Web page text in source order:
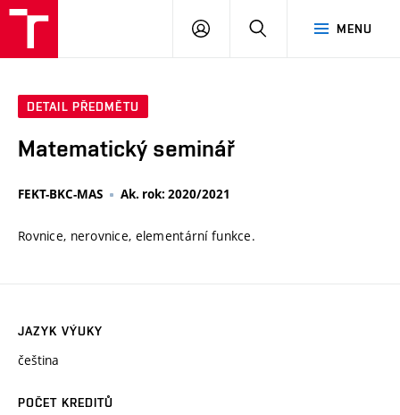
MENU
PŘIHLÁSIT
DETAIL PŘEDMĚTU
Matematický seminář
FEKT-BKC-MAS Ak. rok: 2020/2021
Rovnice, nerovnice, elementární funkce.
JAZYK VÝUKY
čeština
POČET KREDITŮ